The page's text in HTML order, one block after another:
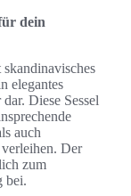
dein
skandinavisches
elegantes
Diese Sessel
auch
Der
zum
bei.